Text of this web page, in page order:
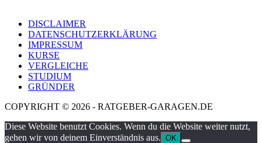
DISCLAIMER
DATENSCHUTZERKLÄRUNG
IMPRESSUM
KURSE
VERGLEICHE
STUDIUM
GRÜNDER
COPYRIGHT © 2026 - RATGEBER-GARAGEN.DE
Diese Website benutzt Cookies. Wenn du die Website weiter nutzt,
gehen wir von deinem Einverständnis aus. OK